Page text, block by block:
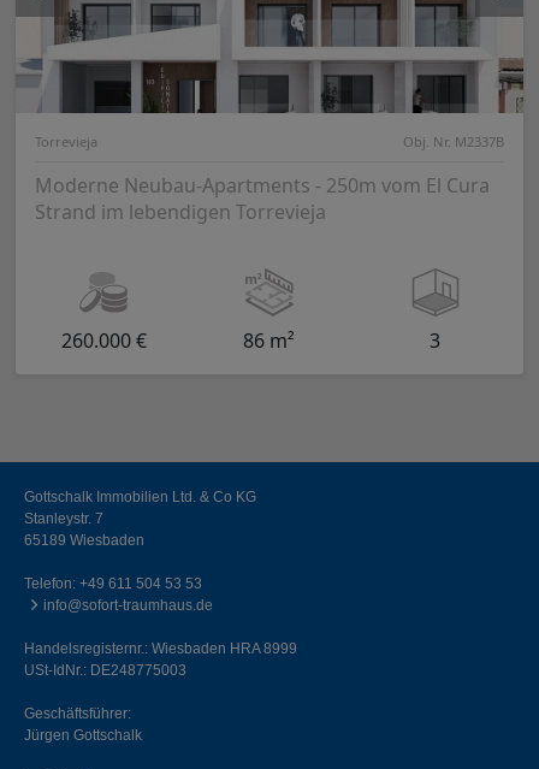
Torrevieja Obj. Nr. M2337B
Moderne Neubau-Apartments - 250m vom El Cura
Strand im lebendigen Torrevieja
260.000 € 86 m² 3
Gottschalk Immobilien Ltd. & Co KG
Stanleystr. 7
65189 Wiesbaden
Telefon: +49 611 504 53 53
info@sofort-traumhaus.de
Handelsregisternr.: Wiesbaden HRA 8999
USt-IdNr.: DE248775003
Geschäftsführer:
Jürgen Gottschalk